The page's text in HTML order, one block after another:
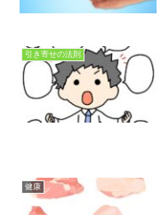
引き寄せの法則
健康